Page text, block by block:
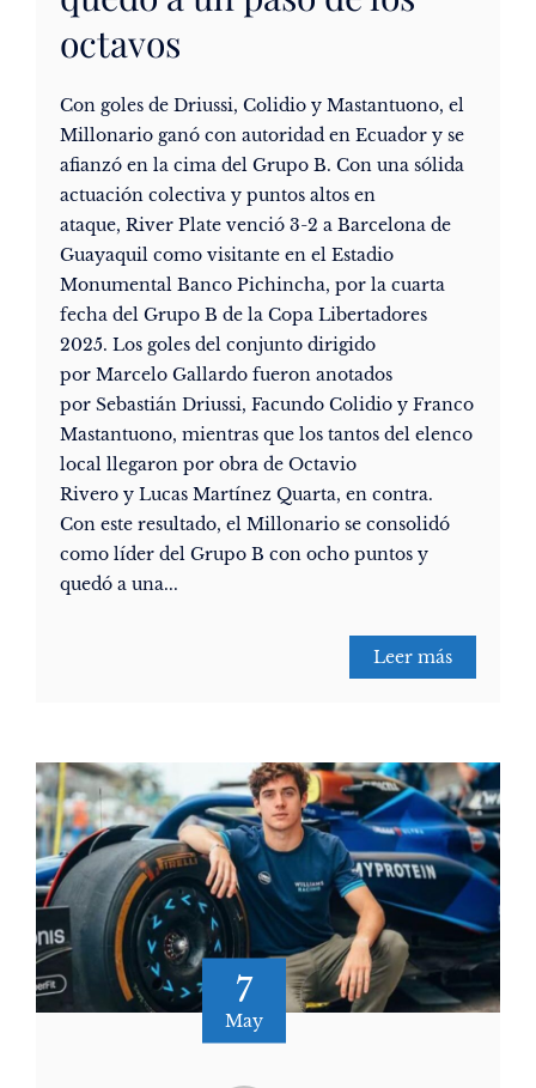
octavos
Con goles de Driussi, Colidio y Mastantuono, el
Millonario ganó con autoridad en Ecuador y se
afianzó en la cima del Grupo B. Con una sólida
actuación colectiva y puntos altos en
ataque, River Plate venció 3-2 a Barcelona de
Guayaquil como visitante en el Estadio
Monumental Banco Pichincha, por la cuarta
fecha del Grupo B de la Copa Libertadores
2025. Los goles del conjunto dirigido
por Marcelo Gallardo fueron anotados
por Sebastián Driussi, Facundo Colidio y Franco
Mastantuono, mientras que los tantos del elenco
local llegaron por obra de Octavio
Rivero y Lucas Martínez Quarta, en contra.
Con este resultado, el Millonario se consolidó
como líder del Grupo B con ocho puntos y
quedó a una...
Leer más
7
May